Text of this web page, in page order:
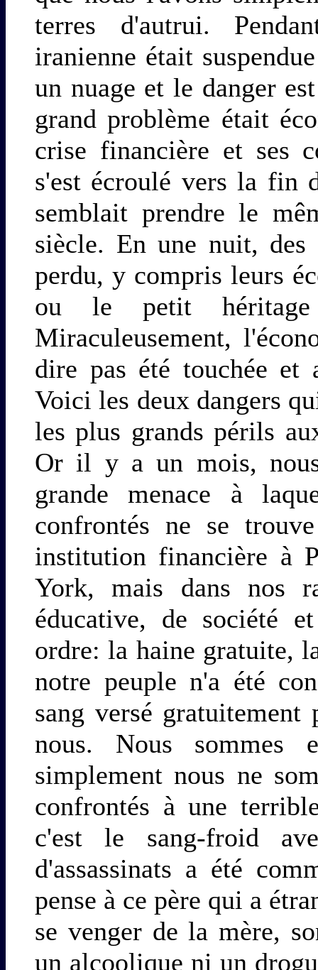
terres d'autrui.
iranienne était
un nuage et le danger
grand problème était
crise financière et ses
s'est écroulé vers la fin
semblait prendre le
siècle. En une nuit,
perdu, y compris leurs
ou le petit
Miraculeusement,
dire pas été touchée
Voici les deux dangers
les plus grands périls
Or il y a un mois,
grande menace à
confrontés ne se
institution financière à
York, mais dans nos
éducative, de société
ordre: la haine gratuite,
notre peuple n'a été
sang versé gratuitement
nous. Nous
simplement nous ne
confrontés à une
c'est le sang-froid
d'assassinats a été
pense à ce père qui a
se venger de la mère,
un alcoolique ni un